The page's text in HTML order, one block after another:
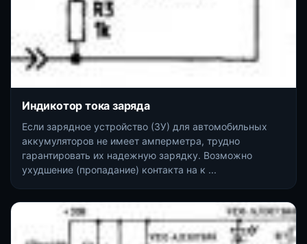
Индикотор тока заряда
Если зарядное устройство (ЗУ) для автомобильных
аккумуляторов не имеет амперметра, трудно
гарантировать их надежную зарядку. Возможно
ухудшение (пропадание) контакта на к ...